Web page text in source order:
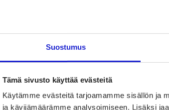
Suostumus
Tämä sivusto käyttää evästeitä
Käytämme evästeitä tarjoamamme sisällön ja
ja kävijämäärämme analysoimiseen. Lisäksi